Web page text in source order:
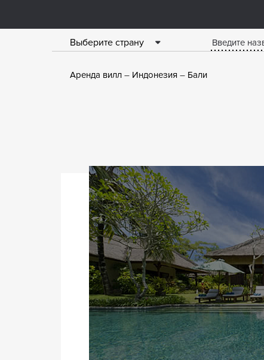
Выберите страну
Аренда вилл Индонезия Бали